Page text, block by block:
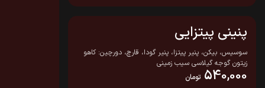
پنینی پیتزایی
سوسیس، بیکن، پنیر پیتزا، پنیر گودا، قارچ، دورچین: کاهو
زیتون گوجه گیلاسی سیب زمینی
540,000 تومان